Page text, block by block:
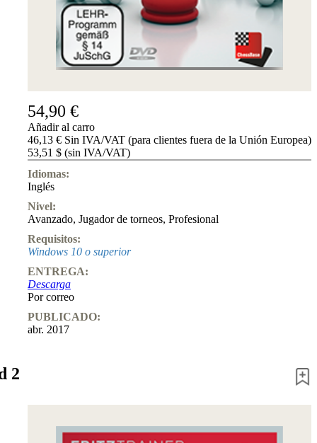
Login
CARRO DE LA COMPRA
0
54,90 €
Añadir al carro
46,13 € Sin IVA/VAT (para clientes fuera de la Unión Europea)
53,51 $ (sin IVA/VAT)
Idiomas:
Inglés
Nivel:
Avanzado, Jugador de torneos, Profesional
Requisitos:
Windows 10 o superior
ENTREGA:
Descarga
Por correo
PUBLICADO:
abr. 2017
2